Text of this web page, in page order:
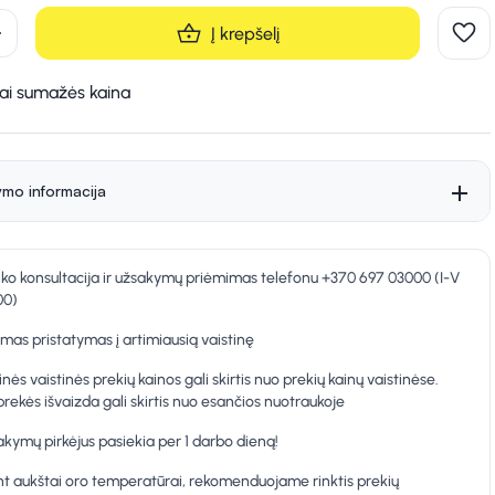
Į krepšelį
sumažės kaina
informacija
konsultacija ir užsakymų priėmimas telefonu +370 697 03000 (I-V
pristatymas į artimiausią vaistinę
vaistinės prekių kainos gali skirtis nuo prekių kainų vaistinėse.
išvaizda gali skirtis nuo esančios nuotraukoje
pirkėjus pasiekia per 1 darbo dieną!
aukštai oro temperatūrai, rekomenduojame rinktis prekių